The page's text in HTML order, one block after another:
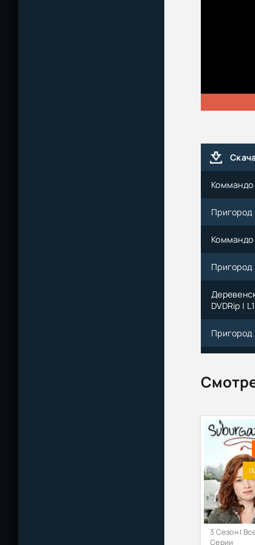
Коммандо
Пригород
Коммандо
Пригород
DVDRip | L1
Пригород
Пригород
Коммандо
NNMClub |
Пригород
3 Сезон |
Серии